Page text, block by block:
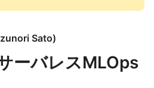
Sato)
ーバレスMLOps